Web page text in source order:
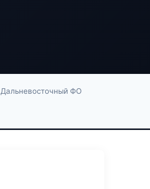
Дальневосточный ФО